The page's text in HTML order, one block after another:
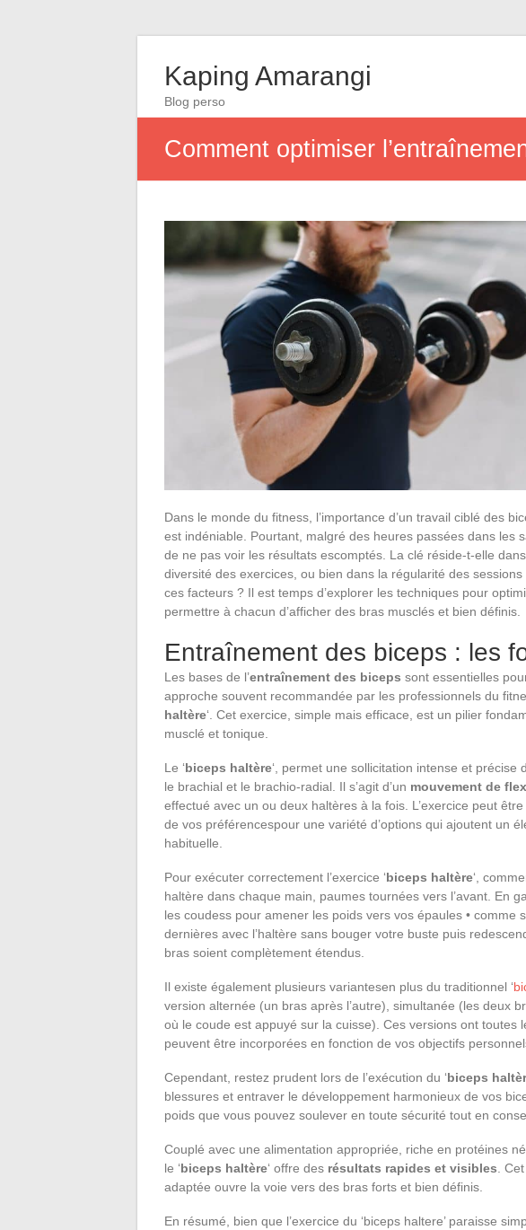
Kaping Amarangi
Blog perso
Comment optimiser
Dans le monde du fitness, l’importance d’un travail ciblé des
est indéniable. Pourtant, malgré des heures passées dans les
de ne pas voir les résultats escomptés. La clé réside-t-elle
diversité des exercices, ou bien dans la régularité des
ces facteurs ? Il est temps d’explorer les techniques pour
permettre à chacun d’afficher des bras musclés et bien définis.
Entraînement des biceps : les
Les bases de l’entraînement des biceps sont essentielles
approche souvent recommandée par les professionnels du
haltère‘. Cet exercice, simple mais efficace, est un pilier
musclé et tonique.
Le ‘biceps haltère‘, permet une sollicitation intense et
le brachial et le brachio-radial. Il s’agit d’un mouvement de
effectué avec un ou deux haltères à la fois. L’exercice peut
de vos préférencespour une variété d’options qui ajoutent un
habituelle.
Pour exécuter correctement l’exercice ‘biceps haltère‘,
haltère dans chaque main, paumes tournées vers l’avant. En
les coudess pour amener les poids vers vos épaules • comme
dernières avec l’haltère sans bouger votre buste puis
bras soient complètement étendus.
Il existe également plusieurs variantesen plus du traditionnel ‘
version alternée (un bras après l’autre), simultanée (les deux
où le coude est appuyé sur la cuisse). Ces versions ont toutes
peuvent être incorporées en fonction de vos objectifs
Cependant, restez prudent lors de l’exécution du ‘biceps
blessures et entraver le développement harmonieux de vos
poids que vous pouvez soulever en toute sécurité tout en
Couplé avec une alimentation appropriée, riche en protéines
le ‘biceps haltère‘ offre des résultats rapides et visibles.
adaptée ouvre la voie vers des bras forts et bien définis.
En résumé, bien que l’exercice du ‘biceps haltere’ paraisse